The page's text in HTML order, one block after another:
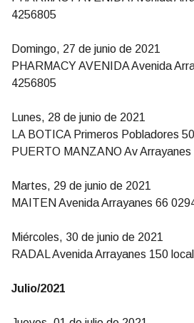
4256805
Domingo, 27 de junio de 2021
PHARMACY AVENIDA Avenida
4256805
Lunes, 28 de junio de 2021
LA BOTICA Primeros Pobladores
PUERTO MANZANO Av
Martes, 29 de junio de 2021
MAITEN Avenida Arrayanes 66
Miércoles, 30 de junio de 2021
RADAL Avenida Arrayanes 150
Julio/2021